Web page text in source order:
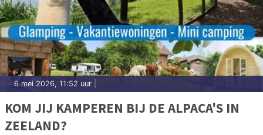
6 mei 2026, 11:52 uur
KOM JIJ KAMPEREN BIJ DE ALPACA'S IN
ZEELAND?